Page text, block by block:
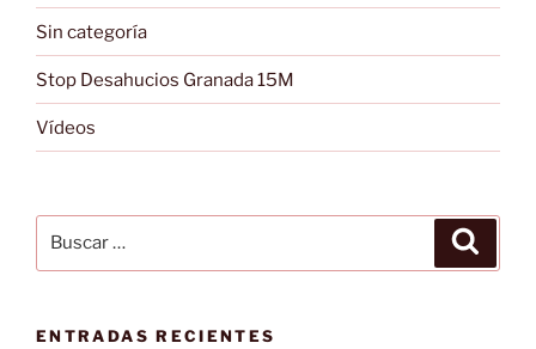
Sin categoría
Stop Desahucios Granada 15M
Vídeos
por:
ENTRADAS RECIENTES